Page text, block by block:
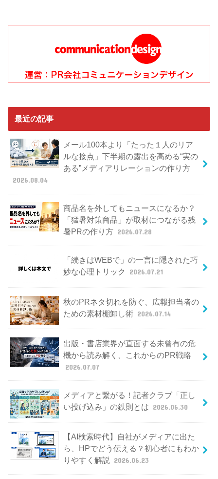
最近の記事
メール100本より「たった１人のリア
ルな接点」下半期の露出を高める“実の
ある”メディアリレーションの作り方
2026.08.04
商品名を外してもニュースになるか？
「猛暑対策商品」が取材につながる残
暑PRの作り方 2026.07.28
「続きはWEBで」の一言に隠された巧
妙な心理トリック
2026.07.21
秋のPRネタ切れを防ぐ、広報担当者の
ための素材棚卸し術 2026.07.14
出版・書店業界が直面する未曾有の危
機から読み解く、これからのPR戦略
2026.07.07
メディアと繋がる！記者クラブ「正し
い投げ込み」の鉄則とは 2026.06.30
【AI検索時代】自社がメディアに出た
ら、HPでどう伝える？初心者にもわか
りやすく解説
2026.06.23